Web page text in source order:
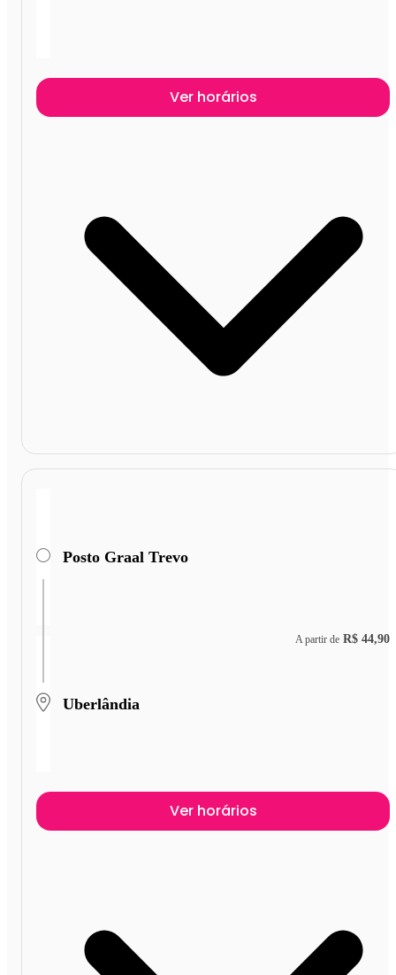
Ver horários
Posto Graal Trevo
Uberlândia
A partir de R$ 44,90
Ver horários